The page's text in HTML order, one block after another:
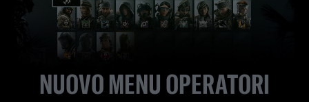
NUOVO MENU OPERATORI